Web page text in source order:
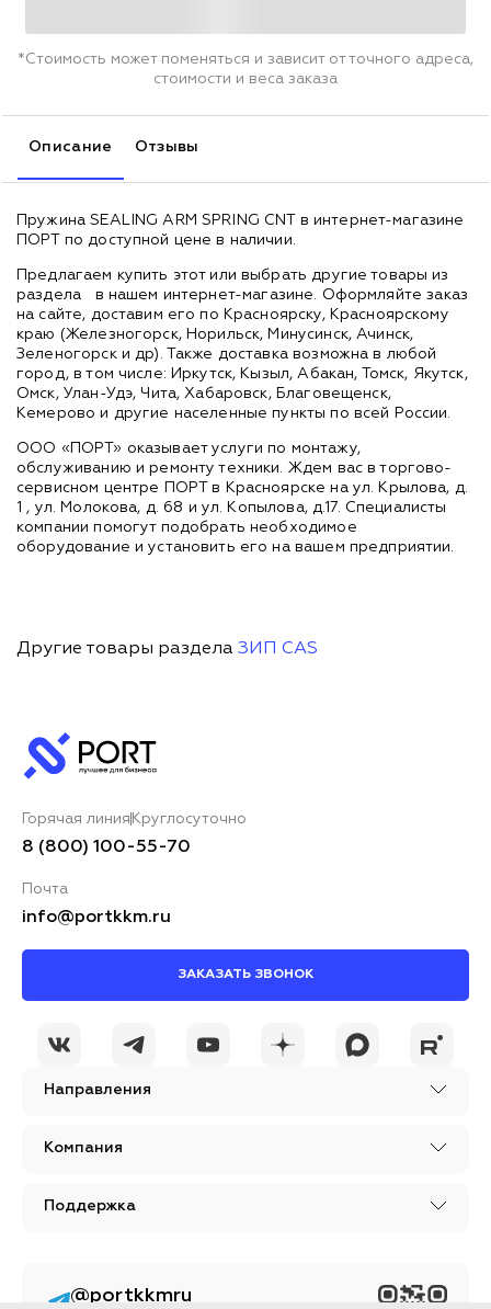
*Стоимость может поменяться и зависит от точного адреса,
стоимости и веса заказа
Описание Отзывы
Пружина SEALING ARM SPRING CNT в интернет-магазине
ПОРТ по доступной цене в наличии.
Предлагаем купить этот или выбрать другие товары из
раздела
в нашем интернет-магазине. Оформляйте заказ
на сайте, доставим его по Красноярску, Красноярскому
краю (Железногорск, Норильск, Минусинск, Ачинск,
Зеленогорск и др). Также доставка возможна в любой
город, в том числе: Иркутск, Кызыл, Абакан, Томск, Якутск,
Омск, Улан-Удэ, Чита, Хабаровск, Благовещенск,
Кемерово и другие населенные пункты по всей России.
ООО «ПОРТ» оказывает услуги по монтажу,
обслуживанию и ремонту техники. Ждем вас в торгово-
сервисном центре ПОРТ в Красноярске на ул. Крылова, д.
1 , ул. Молокова, д. 68 и ул. Копылова, д.17. Специалисты
компании помогут подобрать необходимое
оборудование и установить его на вашем предприятии.
Другие товары раздела ЗИП CAS
Направления
Компания
Поддержка
Горячая линия Круглосуточно
8 (800) 100-55-70
Почта
info@portkkm.ru
ЗАКАЗАТЬ ЗВОНОК
@portkkmru